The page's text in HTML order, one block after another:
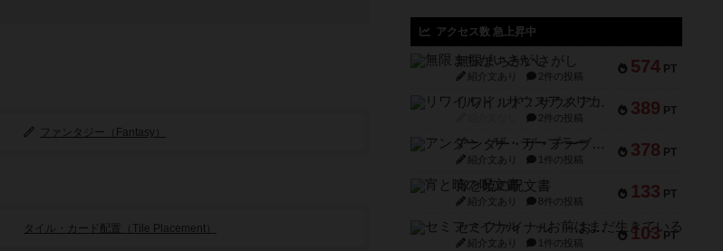
ファンタジー（Fantasy）
タイル・カード配置（Tile Placement）
アクセス数 急上昇中
574 PT
無限まちがいさがし
紹介文あり 2件の投稿
389 PT
リワイルド：サウスアメリカ
2件の投稿
378 PT
アンダー・ザ・テーブラー
紹介文あり 1件の投稿
133 PT
宵と暁の呪文書
紹介文あり 8件の投稿
103 PT
セミファイナル ～お前はまだ生きている～
紹介文あり 1件の投稿